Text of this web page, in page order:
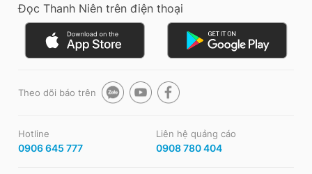
Đọc Thanh Niên trên điện thoại
Theo dõi báo trên
Hotline
0906 645 777
Liên hệ quảng cáo
0908 780 404